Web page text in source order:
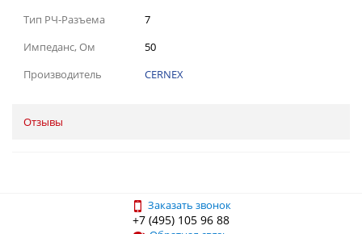
Тип РЧ-Разъема
7
Импеданс, Ом
50
Производитель
CERNEX
Отзывы
Заказать звонок
+7 (495) 105 96 88